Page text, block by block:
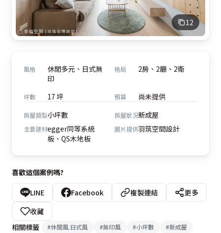
12
風格
休閒多元、日式無
印
格局 2房、2廳、2衛
坪數 17 坪 預算 尚未提供
房屋類型小坪數 房屋狀況新成屋
主要建材egger同等系統
板、QS木地板
圖片提供羽筑空間設計
喜歡這個案例嗎?
LINE Facebook 複製連結
更多
收藏
相關標籤
#休閒風.日式風 #無印風 #小坪數 #新成屋